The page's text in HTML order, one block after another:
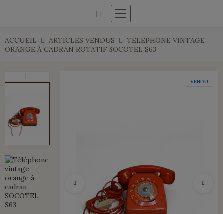
ACCUEIL ARTICLES VENDUS
TÉLÉPHONE VINTAGE
ORANGE À CADRAN ROTATIF SOCOTEL S63
VENDU